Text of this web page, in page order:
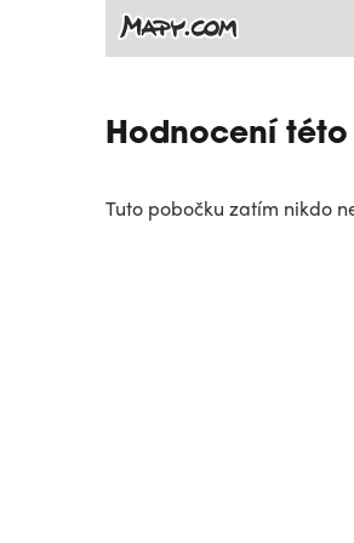
Hodnocení
Tuto pobočku zatím nikdo